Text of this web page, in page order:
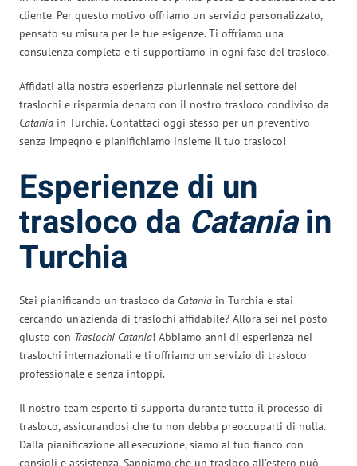
cliente. Per questo motivo offriamo un servizio personalizzato,
pensato su misura per le tue esigenze. Ti offriamo una
consulenza completa e ti supportiamo in ogni fase del trasloco.
Affidati alla nostra esperienza pluriennale nel settore dei
traslochi e risparmia denaro con il nostro trasloco condiviso da
Catania in Turchia. Contattaci oggi stesso per un preventivo
senza impegno e pianifichiamo insieme il tuo trasloco!
Esperienze di un
trasloco da Cataniain
Turchia
Stai pianificando un trasloco da Catania in Turchia e stai
cercando un’azienda di traslochi affidabile? Allora sei nel posto
giusto con Traslochi Catania! Abbiamo anni di esperienza nei
traslochi internazionali e ti offriamo un servizio di trasloco
professionale e senza intoppi.
Il nostro team esperto ti supporta durante tutto il processo di
trasloco, assicurandosi che tu non debba preoccuparti di nulla.
Dalla pianificazione all’esecuzione, siamo al tuo fianco con
consigli e assistenza. Sappiamo che un trasloco all’estero può